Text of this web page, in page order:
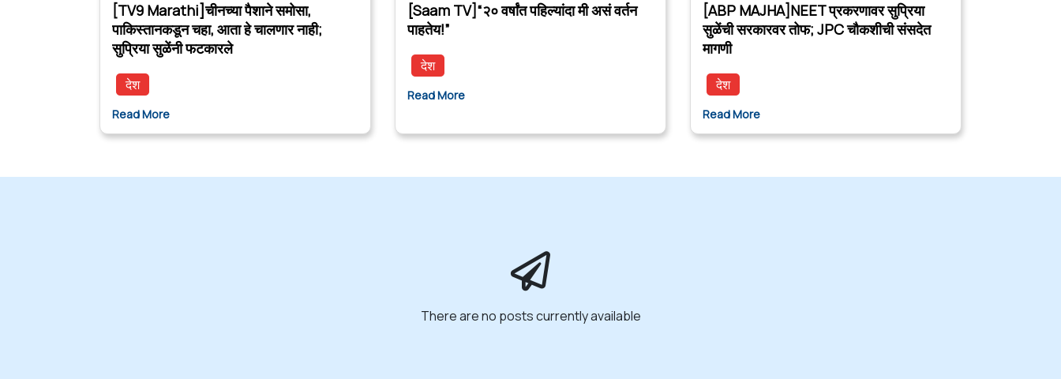
[TV9 Marathi]चीनच्या पैशाने समोसा,
पाकिस्तानकडून चहा, आता हे चालणार नाही;
सुप्रिया सुळेंनी फटकारले
देश
Read More
[Saam TV]“२० वर्षांत पहिल्यांदा मी असं वर्तन
पाहतेय!”
देश
Read More
[ABP MAJHA]NEET प्रकरणावर सुप्रिया
सुळेंची सरकारवर तोफ; JPC चौकशीची संसदेत
मागणी
देश
Read More
There are no posts currently available